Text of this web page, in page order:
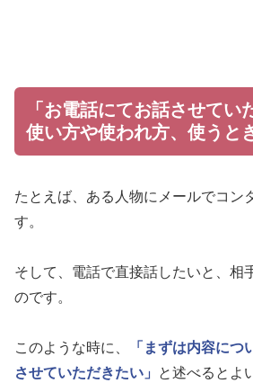
「お電話にてお話させてい
使い方や使われ方、使うと
たとえば、ある人物にメールでコン
す。
そして、電話で直接話したいと、相
のです。
このような時に、
「まずは内容に
させていただきたい」
と述べるとよ